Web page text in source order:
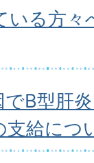
いる方々
B型肝
支給につ